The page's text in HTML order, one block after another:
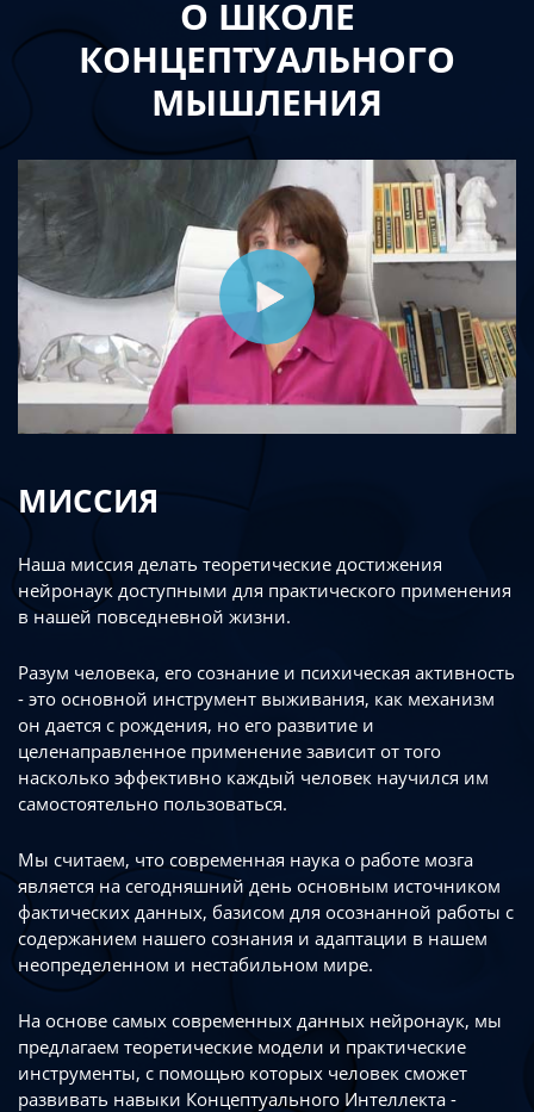
О ШКОЛЕ
КОНЦЕПТУАЛЬНОГО
МЫШЛЕНИЯ
МИССИЯ
Наша миссия делать теоретические достижения
нейронаук доступными для практического применения
в нашей повседневной жизни.
Разум человека, его сознание и психическая активность
- это основной инструмент выживания, как механизм
он дается с рождения, но его развитие и
целенаправленное применение зависит от того
насколько эффективно каждый человек научился им
самостоятельно пользоваться.
Мы считаем, что современная наука о работе мозга
является на сегодняшний день основным источником
фактических данных, базисом для осознанной работы с
содержанием нашего сознания и адаптации в нашем
неопределенном и нестабильном мире.
На основе самых современных данных нейронаук, мы
предлагаем теоретические модели и практические
инструменты, с помощью которых человек сможет
развивать навыки Концептуального Интеллекта -